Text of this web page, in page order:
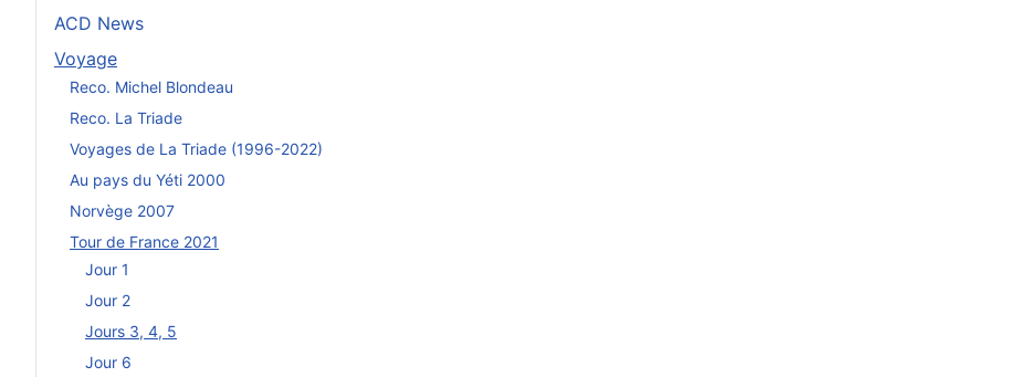
ACD News
Voyage
Reco. Michel Blondeau
Reco. La Triade
Voyages de La Triade (1996-2022)
Au pays du Yéti 2000
Norvège 2007
Tour de France 2021
Jour 1
Jour 2
Jours 3, 4, 5
Jour 6